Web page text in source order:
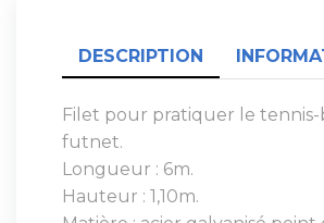
DESCRIPTION
Filet pour pratiquer le
futnet.
Longueur : 6m.
Hauteur : 1,10m.